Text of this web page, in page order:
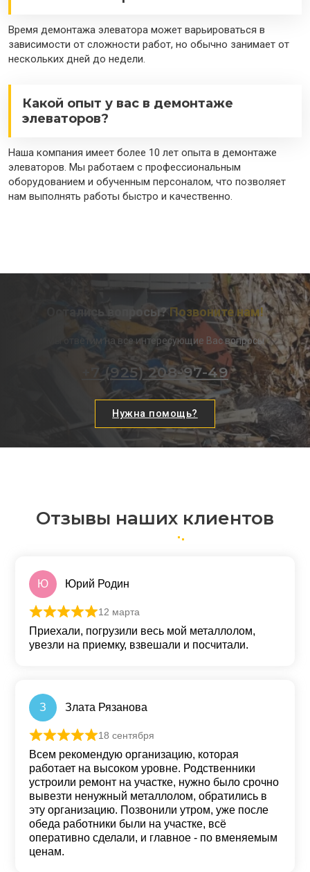
Время демонтажа элеватора может варьироваться в
зависимости от сложности работ, но обычно занимает от
нескольких дней до недели.
Какой опыт у вас в демонтаже
элеваторов?
Наша компания имеет более 10 лет опыта в демонтаже
элеваторов. Мы работаем с профессиональным
оборудованием и обученным персоналом, что позволяет
нам выполнять работы быстро и качественно.
Остались вопросы? Позвоните нам!
Мы ответим на все интересующие Вас вопросы
+7 (925) 208-97-49
Нужна помощь?
Отзывы наших клиентов
Ю Юрий Родин
Оценка из 5
12 марта
Приехали, погрузили весь мой металлолом,
увезли на приемку, взвешали и посчитали.
З Злата Рязанова
Оценка
18 сентября
Всем рекомендую организацию, которая
работает на высоком уровне. Родственники
устроили ремонт на участке, нужно было срочно
вывезти ненужный металлолом, обратились в
эту организацию. Позвонили утром, уже после
обеда работники были на участке, всё
оперативно сделали, и главное - по вменяемым
ценам.